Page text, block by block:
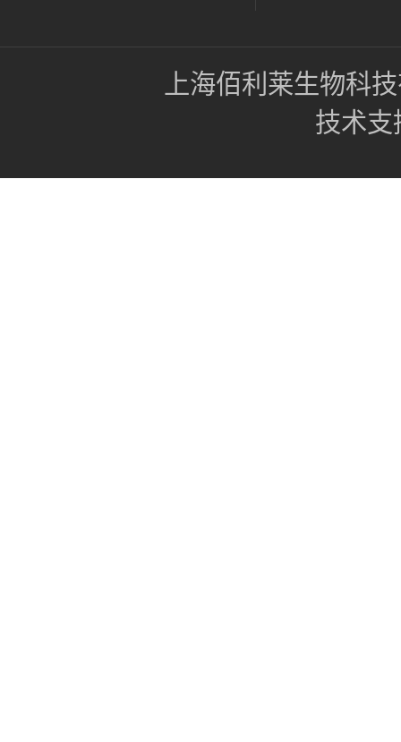
上海佰利莱生物科
技术